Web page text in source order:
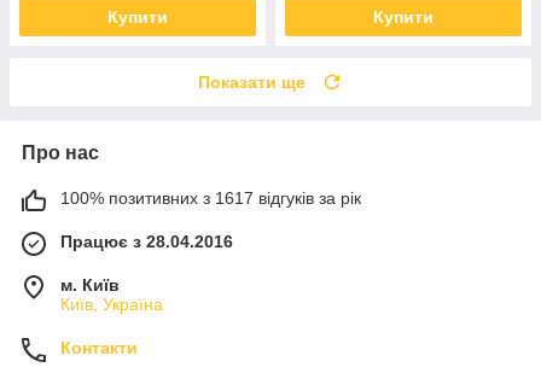
Купити Купити
Показати ще
Про нас
100% позитивних з 1617 відгуків за рік
Працює з 28.04.2016
м. Київ
Київ, Україна
Контакти